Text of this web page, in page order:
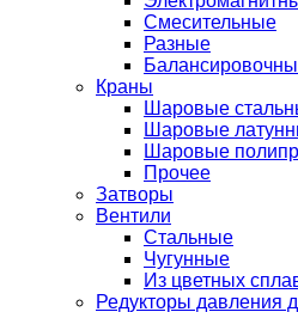
Смесительные
Разные
Краны
Шаровые
Шаровые
Шаровые
Прочее
Затворы
Вентили
Стальные
Чугунные
Из цветных
Редукторы давления